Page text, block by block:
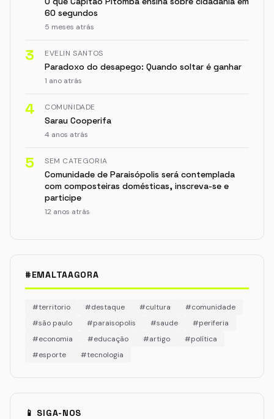
60 segundos
5 meses atrás
3 EVELIN SANTOS
Paradoxo do desapego: Quando soltar é ganhar
1 ano atrás
4 COMUNIDADE
Sarau Cooperifa
4 anos atrás
5 SEM CATEGORIA
Comunidade de Paraisópolis será contemplada
com composteiras domésticas, inscreva-se e
participe
12 anos atrás
#EMALTAAGORA
#territorio #destaque #cultura
#comunidade
#são paulo
#paraisopolis #saude
#periferia
#economia
#educação #artigo
#política
#esporte
#tecnologia
📱 SIGA-NOS